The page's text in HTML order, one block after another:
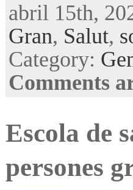
abril 15th,
Gran, Salut,
Category:
Comments
Escola de
persones